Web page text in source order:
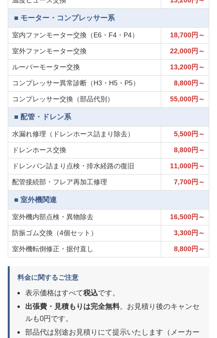
■ モーター・コンプレッサー系
室内ファンモーター交換（E6・F4・P4） 18,700円～
室外ファンモーター交換 22,000円～
ルーバーモーター交換 13,200円～
コンプレッサー異常診断（H3・H5・P5） 8,800円～
コンプレッサー交換（部品代別） 55,000円～
■ 配管・ドレン系
水漏れ修理（ドレンホース詰まり除去） 5,500円～
ドレンホース交換 8,800円～
ドレンパン詰まり点検・排水経路の復旧 11,000円～
配管接続部・フレア再加工修理 7,700円～
■ 室外機関連
室外機内部点検・異物除去 16,500円～
防振ゴム交換（4個セット） 3,300円～
室外機転倒修正・据付直し 8,800円～
料金に関するご注意
表示価格はすべて税込です。
出張費・見積もりは完全無料。お見積り後のキャンセ
ルも0円です。
部品代は別途お見積りにて提示いたします（メーカー